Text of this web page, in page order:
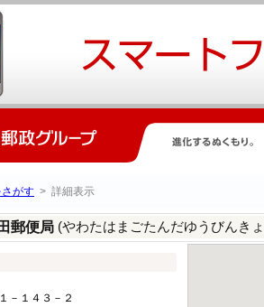
がす > 詳細表示
郵便局 (やわたはまごたんだゆうびんき
－１４３－２